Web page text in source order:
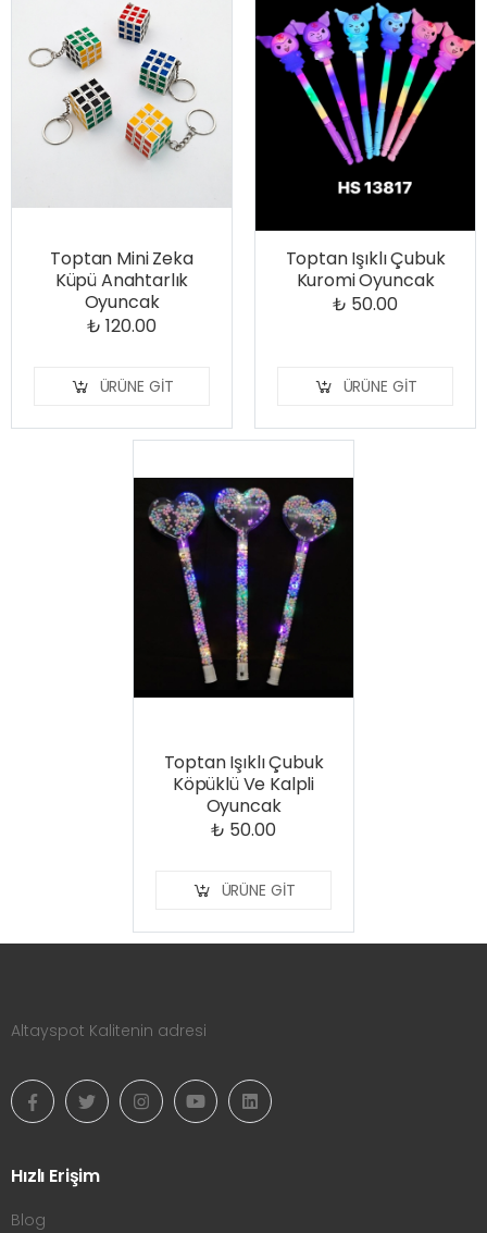
Toptan Mini Zeka
Küpü Anahtarlık
Oyuncak
₺ 120.00
ÜRÜNE GIT
Toptan Işıklı Çubuk
Kuromi Oyuncak
₺ 50.00
ÜRÜNE GIT
Toptan Işıklı Çubuk
Köpüklü Ve Kalpli
Oyuncak
₺ 50.00
ÜRÜNE GIT
Altayspot Kalitenin adresi
Hızlı Erişim
Blog